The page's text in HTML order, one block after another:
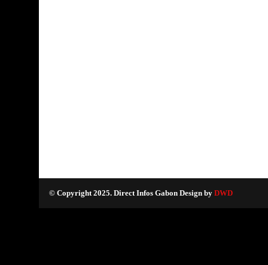
© Copyright 2025. Direct Infos Gabon Design by DWD